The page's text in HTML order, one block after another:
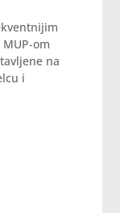
om
na
i